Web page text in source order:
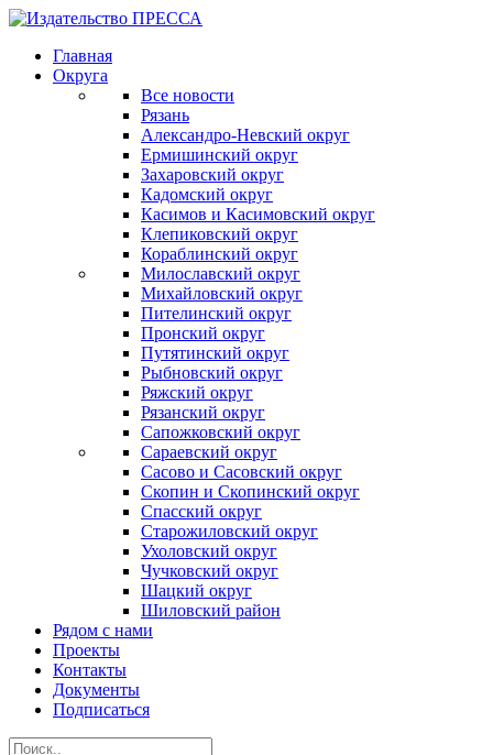
Главная
Округа
Все новости
Рязань
Александро-Невский округ
Ермишинский округ
Захаровский округ
Кадомский округ
Касимов и Касимовский округ
Клепиковский округ
Кораблинский округ
Милославский округ
Михайловский округ
Пителинский округ
Пронский округ
Путятинский округ
Рыбновский округ
Ряжский округ
Рязанский округ
Сапожковский округ
Сараевский округ
Сасово и Сасовский округ
Скопин и Скопинский округ
Спасский округ
Старожиловский округ
Ухоловский округ
Чучковский округ
Шацкий округ
Шиловский район
Рядом с нами
Проекты
Контакты
Документы
Подписаться